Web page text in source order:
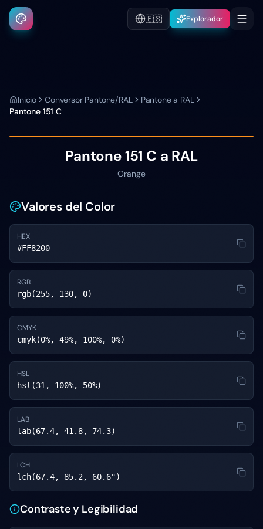
🇪🇸 Explorador
Inicio Conversor Pantone/RAL
Pantone a RAL
Pantone 151 C
Pantone151 C a RAL
Orange
Valores del Color
HEX
#FF8200
RGB
rgb(255, 130, 0)
CMYK
cmyk(0%, 49%, 100%, 0%)
HSL
hsl(31, 100%, 50%)
LAB
lab(67.4, 41.8, 74.3)
LCH
lch(67.4, 85.2, 60.6°)
Contraste y Legibilidad